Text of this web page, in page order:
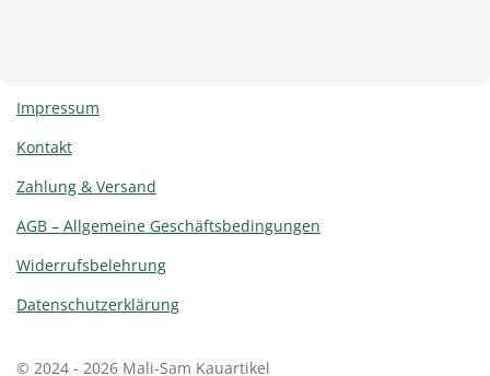
Impressum
Kontakt
Zahlung & Versand
AGB – Allgemeine Geschäftsbedingungen
Widerrufsbelehrung
Datenschutzerklärung
© 2024 - 2026 Mali-Sam Kauartikel